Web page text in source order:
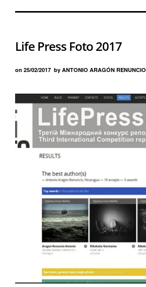
Life Press Foto 2017
on 25/02/2017 by ANTONIO ARAGÓN RENUNCIO